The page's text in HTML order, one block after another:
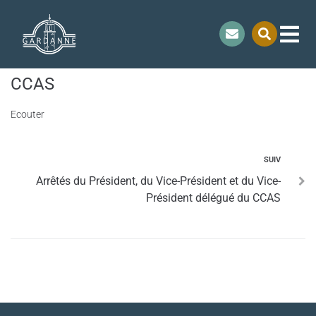
Décisions de 2025 du Président du
CCAS
Ecouter
SUIV
Arrêtés du Président, du Vice-Président et du Vice-
Président délégué du CCAS